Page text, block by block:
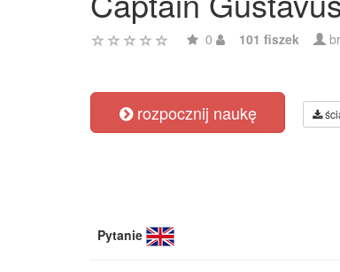
0 101 fiszek
rozpocznij naukę
Pytanie